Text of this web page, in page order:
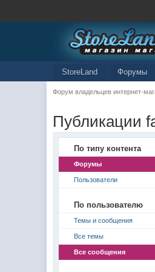
StoreLand Форумы
Форум владельцев интернет-
Публикации
По типу контента
Форумы
Пользователи
По пользователю
Темы и сообщения
Все темы
Все сообщения